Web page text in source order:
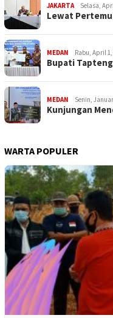
JAKARTA Selasa,
Lewat
MEDAN Rabu, April 1,
Bupati
MEDAN Senin,
Kunjungan
WARTA POPULER